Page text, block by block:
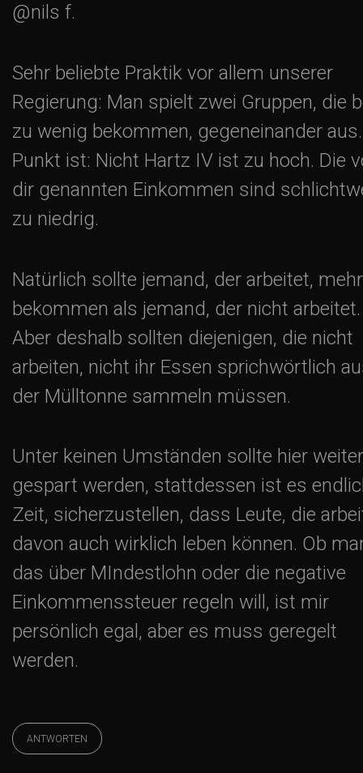
@nils f.
Sehr beliebte Praktik vor allem unserer
Regierung: Man spielt zwei Gruppen, die
zu wenig bekommen, gegeneinander
Punkt ist: Nicht Hartz IV ist zu hoch. Die
dir genannten Einkommen sind
zu niedrig.
Natürlich sollte jemand, der arbeitet, mehr
bekommen als jemand, der nicht arbeitet.
Aber deshalb sollten diejenigen, die nicht
arbeiten, nicht ihr Essen sprichwörtlich
der Mülltonne sammeln müssen.
Unter keinen Umständen sollte hier weiter
gespart werden, stattdessen ist es
Zeit, sicherzustellen, dass Leute, die
davon auch wirklich leben können. Ob
das über MIndestlohn oder die negative
Einkommenssteuer regeln will, ist mir
persönlich egal, aber es muss geregelt
werden.
ANTWORTEN